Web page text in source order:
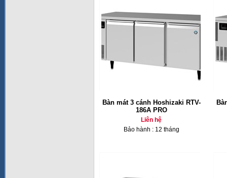
Bàn mát 3 cánh Hoshizaki RTV-
186A PRO
Liên hệ
Bảo hành : 12 tháng